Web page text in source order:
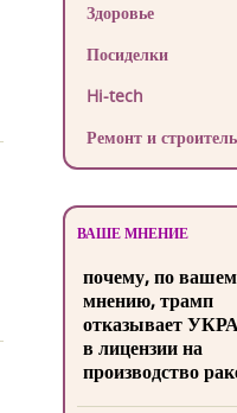
Здоровье
Посиделки
Hi-tech
Ремонт и
ВАШЕ МНЕНИЕ
почему, по
мнению, трамп
отказывает
в лицензии на
производство